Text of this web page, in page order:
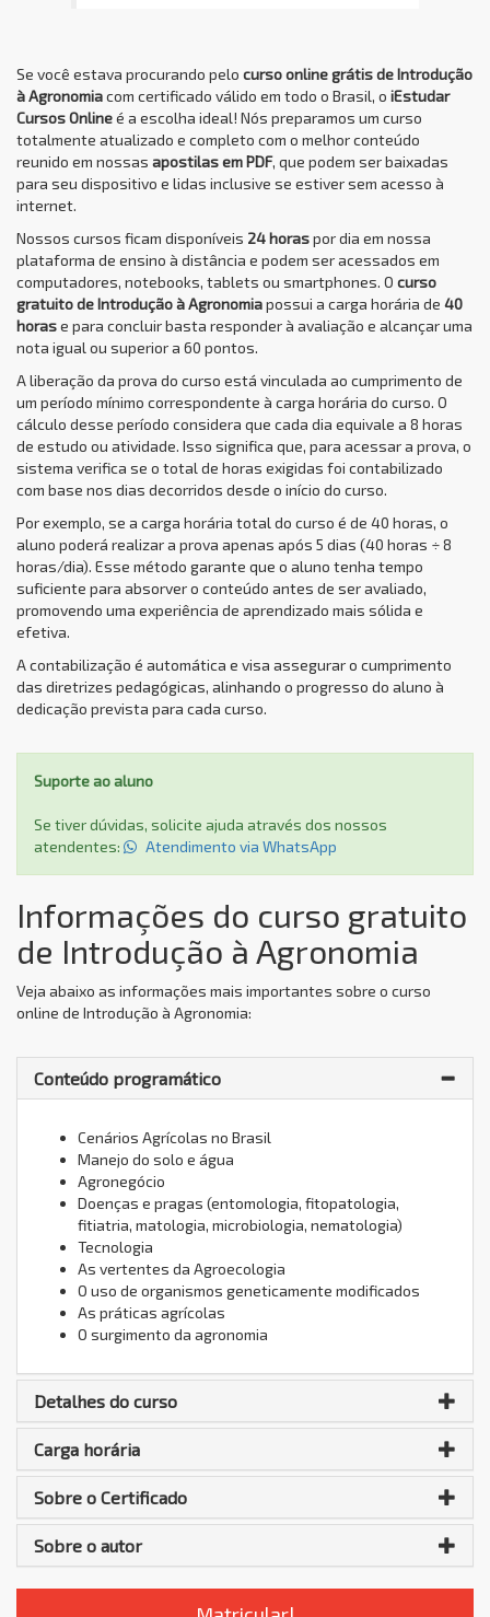
Se você estava procurando pelo curso online grátis de Introdução
à Agronomiacom certificado válido em todo o Brasil, o iEstudar
Cursos Onlineé a escolha ideal! Nós preparamos um curso
totalmente atualizado e completo com o melhor conteúdo
reunido em nossas apostilas em PDF, que podem ser baixadas
para seu dispositivo e lidas inclusive se estiver sem acesso à
internet.
Nossos cursos ficam disponíveis 24 horaspor dia em nossa
plataforma de ensino à distância e podem ser acessados em
computadores, notebooks, tablets ou smartphones. O curso
gratuito de Introdução à Agronomiapossui a carga horária de 40
horase para concluir basta responder à avaliação e alcançar uma
nota igual ou superior a 60 pontos.
A liberação da prova do curso está vinculada ao cumprimento de
um período mínimo correspondente à carga horária do curso. O
cálculo desse período considera que cada dia equivale a 8 horas
de estudo ou atividade. Isso significa que, para acessar a prova, o
sistema verifica se o total de horas exigidas foi contabilizado
com base nos dias decorridos desde o início do curso.
Por exemplo, se a carga horária total do curso é de 40 horas, o
aluno poderá realizar a prova apenas após 5 dias (40 horas ÷ 8
horas/dia). Esse método garante que o aluno tenha tempo
suficiente para absorver o conteúdo antes de ser avaliado,
promovendo uma experiência de aprendizado mais sólida e
efetiva.
A contabilização é automática e visa assegurar o cumprimento
das diretrizes pedagógicas, alinhando o progresso do aluno à
dedicação prevista para cada curso.
Suporte ao aluno
Se tiver dúvidas, solicite ajuda através dos nossos
atendentes:
Atendimento via WhatsApp
Informações do curso gratuito
de Introdução à Agronomia
Veja abaixo as informações mais importantes sobre o curso
online de Introdução à Agronomia:
Conteúdo programático
Cenários Agrícolas no Brasil
Manejo do solo e água
Agronegócio
Doenças e pragas (entomologia, fitopatologia,
fitiatria, matologia, microbiologia, nematologia)
Tecnologia
As vertentes da Agroecologia
O uso de organismos geneticamente modificados
As práticas agrícolas
O surgimento da agronomia
Detalhes do curso
Carga horária
Sobre o Certificado
Sobre o autor